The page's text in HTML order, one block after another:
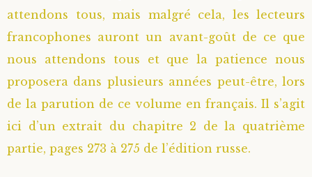
Saint Serge de Radonège
Saint Siméon (Jelnine)
Saint Sophrony l’Athonite
Sainte Xenia
Bienheureuse Lioubouchka
Bienheureuse Maria Ivanovna
Staritsa Marie Makovkine
Natalia de Vyritsa
Geronda Grigorios de Dochiariou
Archimandrite Hippolyte (Khaline)
Archimandrite Lazare (Abachidzé)
Geronda Arsenios le Spiléote
attendons tous, mais malgré cela, les lecteurs
francophones auront un avant-goût de ce que
nous attendons tous et que la patience nous
proposera dans plusieurs années peut-être, lors
de la parution de ce volume en français. Il s’agit
ici d’un extrait du chapitre 2 de la quatrième
partie, pages 273 à 275 de l’édition russe.